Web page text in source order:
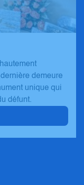
demeure
unique qui
défunt.